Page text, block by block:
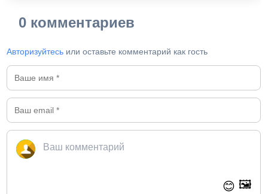
0 комментариев
Авторизуйтесь или оставьте комментарий как гость
😊 🖼️